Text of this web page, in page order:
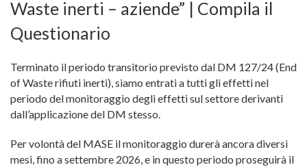
Waste inerti – aziende” | Compila il
Questionario
Terminato il periodo transitorio previsto dal DM 127/24 (End
of Waste rifiuti inerti), siamo entrati a tutti gli effetti nel
periodo del monitoraggio degli effetti sul settore derivanti
dall’applicazione del DM stesso.
Per volontà del MASE il monitoraggio durerà ancora diversi
mesi, fino a settembre 2026, e in questo periodo proseguirà il